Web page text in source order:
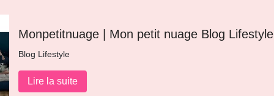
Mon­petit­nua­ge | Mon petit nuage Blog Lifestyle
Blog Lifestyle
Lire la suite